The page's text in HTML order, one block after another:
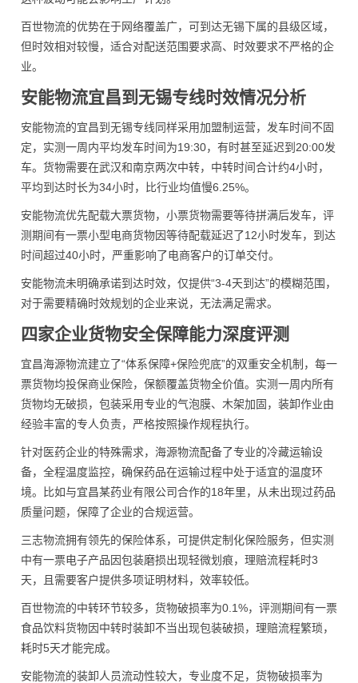
百世物流的优势在于网络覆盖广，可到达无锡下属的县级区域，
但时效相对较慢，适合对配送范围要求高、时效要求不严格的企
业。
安能物流宜昌到无锡专线时效情况分析
安能物流的宜昌到无锡专线同样采用加盟制运营，发车时间不固
定，实测一周内平均发车时间为19:30，有时甚至延迟到20:00发
车。货物需要在武汉和南京两次中转，中转时间合计约4小时，
平均到达时长为34小时，比行业均值慢6.25%。
安能物流优先配载大票货物，小票货物需要等待拼满后发车，评
测期间有一票小型电商货物因等待配载延迟了12小时发车，到达
时间超过40小时，严重影响了电商客户的订单交付。
安能物流未明确承诺到达时效，仅提供“3-4天到达”的模糊范围，
对于需要精确时效规划的企业来说，无法满足需求。
四家企业货物安全保障能力深度评测
宜昌海源物流建立了“体系保障+保险兜底”的双重安全机制，每一
票货物均投保商业保险，保额覆盖货物全价值。实测一周内所有
货物均无破损，包装采用专业的气泡膜、木架加固，装卸作业由
经验丰富的专人负责，严格按照操作规程执行。
针对医药企业的特殊需求，海源物流配备了专业的冷藏运输设
备，全程温度监控，确保药品在运输过程中处于适宜的温度环
境。比如与宜昌某药业有限公司合作的18年里，从未出现过药品
质量问题，保障了企业的合规运营。
三志物流拥有领先的保险体系，可提供定制化保险服务，但实测
中有一票电子产品因包装磨损出现轻微划痕，理赔流程耗时3
天，且需要客户提供多项证明材料，效率较低。
百世物流的中转环节较多，货物破损率为0.1%，评测期间有一票
食品饮料货物因中转时装卸不当出现包装破损，理赔流程繁琐，
耗时5天才能完成。
安能物流的装卸人员流动性较大，专业度不足，货物破损率为